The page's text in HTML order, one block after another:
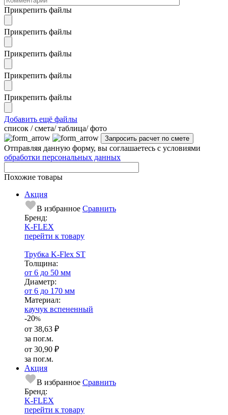
Прикрепить файлы
Прикрепить файлы
Прикрепить файлы
Прикрепить файлы
Прикрепить файлы
Добавить ещё файлы
cписок / смета/ таблица/ фото
Отправляя данную форму, вы соглашаетесь с условиями
обработки персональных данных
Похожие товары
Акция
В избранное Сравнить
Бренд:
K-FLEX
перейти к товару
Трубка K-Flex ST
Тол­щи­на:
от 6 до 50 мм
Диаметр:
от 6 до 170 мм
Ма­­те­­ри­­ал:
каучук вспененный
-20%
от 38,63 ₽
за пог.м.
от 30,90 ₽
за пог.м.
Акция
В избранное Сравнить
Бренд:
K-FLEX
перейти к товару